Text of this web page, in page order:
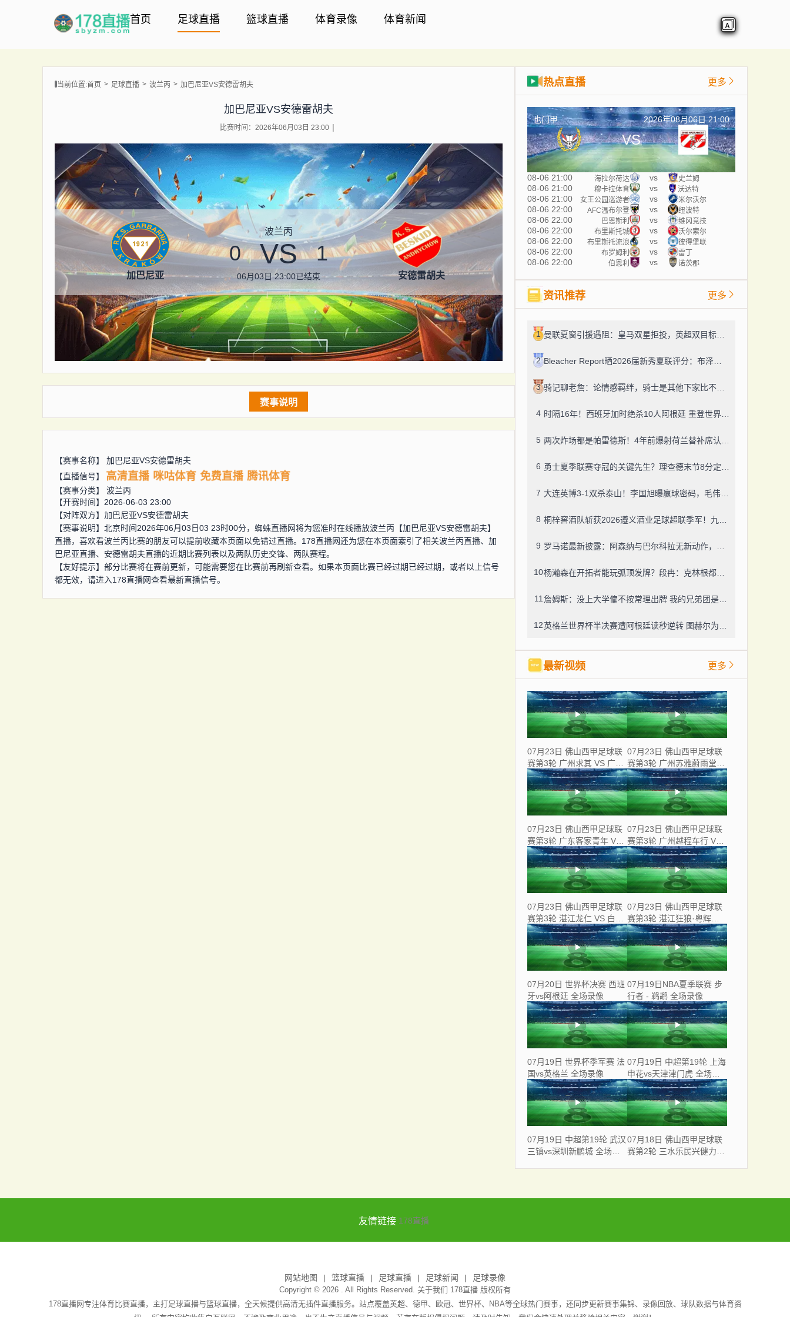
首页 足球直播 篮球直播 体育录像 体育新闻
当前位置:首页 足球直播 波兰丙 加巴尼亚VS安德雷胡夫
加巴尼亚VS安德雷胡夫
比赛时间：2026年06月03日 23:00
加巴尼亚
波兰丙
0 VS 1
06月03日 23:00已结束 安德雷胡夫
赛事说明
【赛事名称】 加巴尼亚VS安德雷胡夫
【直播信号】
高清直播 咪咕体育 免费直播 腾讯体育
【赛事分类】 波兰丙
【开赛时间】2026-06-03 23:00
【对阵双方】 加巴尼亚VS安德雷胡夫
【赛事说明】北京时间2026年06月03日03 23时00分，蜘蛛直播网将为您准时在线播放波兰丙【加巴尼亚VS安德雷胡夫】
直播，喜欢看波兰丙比赛的朋友可以提前收藏本页面以免错过直播。178直播网还为您在本页面索引了相关波兰丙直播、加
巴尼亚直播、安德雷胡夫直播的近期比赛列表以及两队历史交锋、两队赛程。
【友好提示】部分比赛将在赛前更新，可能需要您在比赛前再刷新查看。如果本页面比赛已经过期已经过期，或者以上信号
都无效，请进入178直播网查看最新直播信号。
热点直播 更多
也门甲 2026年08月06日 21:00
VS
08-06 21:00 海拉尔荷达 vs 史兰姆
08-06 21:00 穆卡拉体育 vs 沃达特
08-06 21:00 女王公园巡游者 vs 米尔沃尔
08-06 22:00 AFC温布尔登 vs 纽波特
08-06 22:00 巴恩斯利 vs 维冈竞技
08-06 22:00 布里斯托城 vs 沃尔索尔
08-06 22:00 布里斯托流浪 vs 彼得堡联
08-06 22:00 布罗姆利 vs 雷丁
08-06 22:00 伯恩利 vs 诺茨郡
资讯推荐 更多
1
2
3
4
5
6
7
8
9
10
11
12
最新视频 更多
07月23日 佛山西甲足球联
赛第3轮 广州求其 VS 广东
飞马 全场录像
07月23日 佛山西甲足球联
赛第3轮 广州苏雅蔚雨堂
VS 极速超鹰广州FC 全场
录像
07月23日 佛山西甲足球联
赛第3轮 广东客家青年 VS
三七互娱 全场录像
07月23日 佛山西甲足球联
赛第3轮 广州越程车行 VS
南山博鑫创科 全场录像
07月23日 佛山西甲足球联
赛第3轮 湛江龙仁 VS 白坭
兴龙 全场录像
07月23日 佛山西甲足球联
赛第3轮 湛江狂狼·粵辉能
源 VS 三水乐民兴健力宝 全
场录像
07月20日 世界杯决赛 西班
牙vs阿根廷 全场录像
07月19日NBA夏季联赛 步
行者 - 鹈鹕 全场录像
07月19日 世界杯季军赛 法
国vs英格兰 全场录像
07月19日 中超第19轮 上海
申花vs天津津门虎 全场录
像
07月19日 中超第19轮 武汉
三镇vs深圳新鹏城 全场录
07月18日 佛山西甲足球联
赛第2轮 三水乐民兴健力宝
友情链接 178直播
网站地图 篮球直播 足球直播 足球新闻 足球录像
Copyright © 2026 . All Rights Reserved. 关于我们 178直播 版权所有
178直播网专注体育比赛直播，主打足球直播与篮球直播，全天候提供高清无插件直播服务。站点覆盖英超、德甲、欧冠、世界杯、NBA等全球热门赛事，还同步更新赛事集锦、录像回放、球队数据与体育资